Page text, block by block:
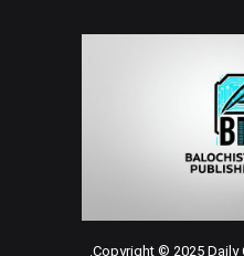
Copyright © 2025 Daily